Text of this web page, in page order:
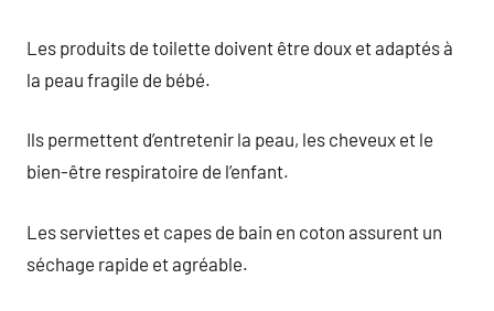
Les produits de toilette doivent être doux et adaptés à
la peau fragile de bébé.
Ils permettent d’entretenir la peau, les cheveux et le
bien-être respiratoire de l’enfant.
Les serviettes et capes de bain en coton assurent un
séchage rapide et agréable.